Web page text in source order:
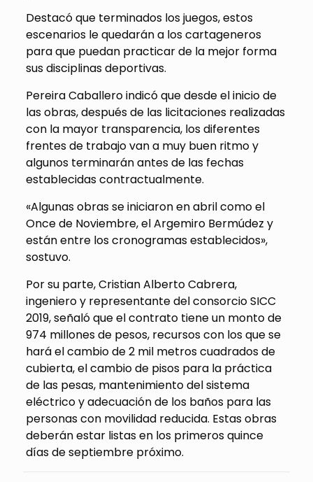
Destacó que terminados los juegos, estos
escenarios le quedarán a los cartageneros
para que puedan practicar de la mejor forma
sus disciplinas deportivas.
Pereira Caballero indicó que desde el inicio de
las obras, después de las licitaciones realizadas
con la mayor transparencia, los diferentes
frentes de trabajo van a muy buen ritmo y
algunos terminarán antes de las fechas
establecidas contractualmente.
«Algunas obras se iniciaron en abril como el
Once de Noviembre, el Argemiro Bermúdez y
están entre los cronogramas establecidos»,
sostuvo.
Por su parte, Cristian Alberto Cabrera,
ingeniero y representante del consorcio SICC
2019, señaló que el contrato tiene un monto de
974 millones de pesos, recursos con los que se
hará el cambio de 2 mil metros cuadrados de
cubierta, el cambio de pisos para la práctica
de las pesas, mantenimiento del sistema
eléctrico y adecuación de los baños para las
personas con movilidad reducida. Estas obras
deberán estar listas en los primeros quince
días de septiembre próximo.